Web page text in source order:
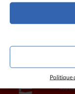
Politique